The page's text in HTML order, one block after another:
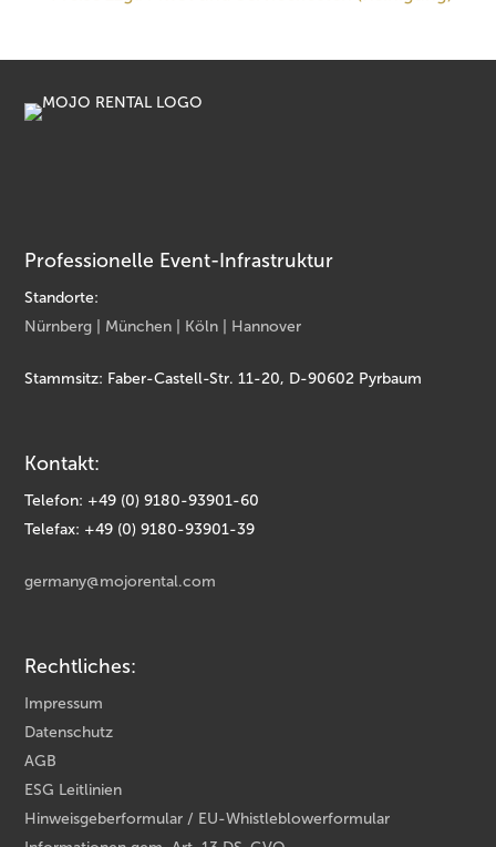
Professionelle Event-Infrastruktur
Standorte:
Nürnberg | München | Köln | Hannover
Stammsitz: Faber-Castell-Str. 11-20, D-90602 Pyrbaum
Kontakt:
Telefon: +49 (0) 9180-93901-60
Telefax: +49 (0) 9180-93901-39
germany@mojorental.com
Rechtliches:
Impressum
Datenschutz
AGB
ESG Leitlinien
Hinweisgeberformular / EU-Whistleblowerformular